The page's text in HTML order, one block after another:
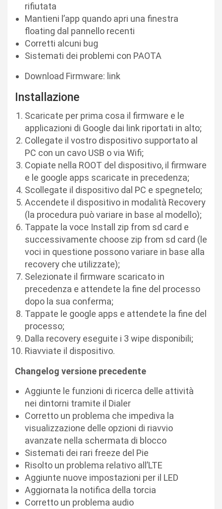
rifiutata
Mantieni l’app quando apri una finestra
floating dal pannello recenti
Corretti alcuni bug
Sistemati dei problemi con PAOTA
Download Firmware: link
Installazione
Scaricate per prima cosa il firmware e le
applicazioni di Google dai link riportati in alto;
Collegate il vostro dispositivo supportato al
PC con un cavo USB o via Wifi;
Copiate nella ROOT del dispositivo, il firmware
e le google apps scaricate in precedenza;
Scollegate il dispositivo dal PC e spegnetelo;
Accendete il dispositivo in modalità Recovery
(la procedura può variare in base al modello);
Tappate la voce Install zip from sd card e
successivamente choose zip from sd card (le
voci in questione possono variare in base alla
recovery che utilizzate);
Selezionate il firmware scaricato in
precedenza e attendete la fine del processo
dopo la sua conferma;
Tappate le google apps e attendete la fine del
processo;
Dalla recovery eseguite i 3 wipe disponibili;
Riavviate il dispositivo.
Changelog versione precedente
Aggiunte le funzioni di ricerca delle attività
nei dintorni tramite il Dialer
Corretto un problema che impediva la
visualizzazione delle opzioni di riavvio
avanzate nella schermata di blocco
Sistemati dei rari freeze del Pie
Risolto un problema relativo all’LTE
Aggiunte nuove impostazioni per il LED
Aggiornata la notifica della torcia
Corretto un problema audio